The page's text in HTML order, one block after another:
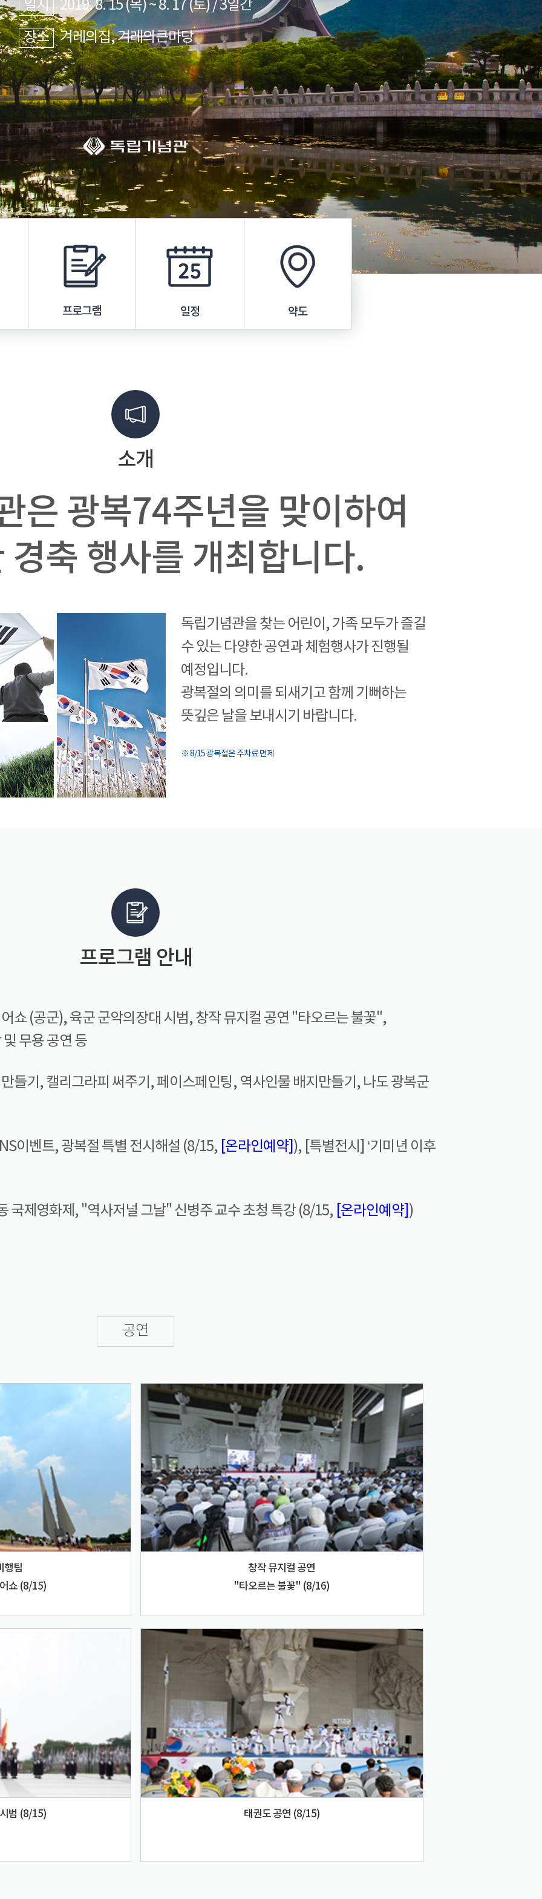
일시
2019. 8. 15 (목) ~ 8. 17 (토) / 3일간
장소
겨레의집, 겨레의큰마당
프로그램 일정 약도
소개
은 광복74주년을 맞이하여
경축 행사를 개최합니다.
독립기념관을 찾는 어린이, 가족 모두가 즐길
수 있는 다양한 공연과 체험행사가 진행될
예정입니다.
광복절의 의미를 되새기고 함께 기뻐하는
뜻깊은 날을 보내시기 바랍니다.
※ 8/15 광복절은 주차료 면제
프로그램 안내
쇼 (공군), 육군 군악의장대 시범, 창작 뮤지컬 공연 "타오르는 불꽃",
무용 공연 등
들기, 캘리그라피 써주기, 페이스페인팅, 역사인물 배지만들기, 나도 광복군
이벤트, 광복절 특별 전시해설 (8/15, [온라인예약] ), [특별전시] ‘기미년 이후
국제영화제, "역사저널 그날" 신병주 교수 초청 특강 (8/15, [온라인예약] )
공연
행팀
쇼 (8/15)
창작 뮤지컬 공연
"타오르는 불꽃" (8/16)
범 (8/15) 태권도 공연 (8/15)